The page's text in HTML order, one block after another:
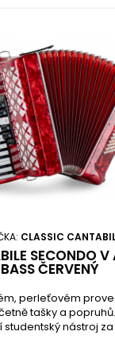
CLASSIC
SECONDO V
BASS ČERVENÝ
perleťovém
tašky a
studentský nástroj